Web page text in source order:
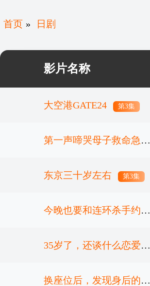
首页 » 日剧
影片名称
大空港GATE24 第3集
第一声啼哭母子救命急救
班 第5集
东京三十岁左右 第3集
今晚也要和连环杀手约会
第6集
35岁了，还谈什么恋爱
第5集
换座位后，发现身后的男